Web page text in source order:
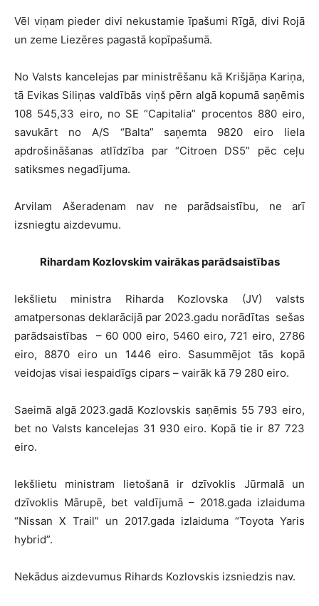
Vēl viņam pieder divi nekustamie īpašumi Rīgā, divi Rojā
un zeme Liezēres pagastā kopīpašumā.
No Valsts kancelejas par ministrēšanu kā Krišjāņa Kariņa,
tā Evikas Siliņas valdībās viņš pērn algā kopumā saņēmis
108 545,33 eiro, no SE “Capitalia” procentos 880 eiro,
savukārt no A/S “Balta” saņemta 9820 eiro liela
apdrošināšanas atlīdzība par “Citroen DS5” pēc ceļu
satiksmes negadījuma.
Arvilam Ašeradenam nav ne parādsaistību, ne arī
izsniegtu aizdevumu.
Rihardam Kozlovskim vairākas parādsaistības
Iekšlietu ministra Riharda Kozlovska (JV) valsts
amatpersonas deklarācijā par 2023.gadu norādītas sešas
parādsaistības – 60 000 eiro, 5460 eiro, 721 eiro, 2786
eiro, 8870 eiro un 1446 eiro. Sasummējot tās kopā
veidojas visai iespaidīgs cipars – vairāk kā 79 280 eiro.
Saeimā algā 2023.gadā Kozlovskis saņēmis 55 793 eiro,
bet no Valsts kancelejas 31 930 eiro. Kopā tie ir 87 723
eiro.
Iekšlietu ministram lietošanā ir dzīvoklis Jūrmalā un
dzīvoklis Mārupē, bet valdījumā – 2018.gada izlaiduma
“Nissan X Trail” un 2017.gada izlaiduma “Toyota Yaris
hybrid”.
Nekādus aizdevumus Rihards Kozlovskis izsniedzis nav.